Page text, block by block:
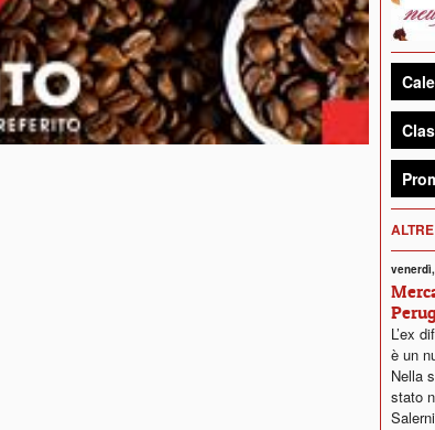
L’ex
è un
Nella
stato